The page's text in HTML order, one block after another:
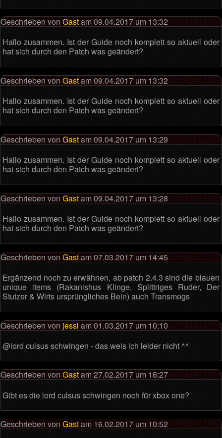
Geschrieben von Gastam 09.04.2017 um 13:32
Hallo zusammen. Ist der Guide noch komplett so aktuell oder
hat sich durch den Patch was geändert?
Geschrieben von Gastam 09.04.2017 um 13:32
Hallo zusammen. Ist der Guide noch komplett so aktuell oder
hat sich durch den Patch was geändert?
Geschrieben von Gastam 09.04.2017 um 13:29
Hallo zusammen. Ist der Guide noch komplett so aktuell oder
hat sich durch den Patch was geändert?
Geschrieben von Gastam 09.04.2017 um 13:28
Hallo zusammen. Ist der Guide noch komplett so aktuell oder
hat sich durch den Patch was geändert?
Geschrieben von Gastam 07.03.2017 um 14:45
Ergänzend noch zu erwähnen, ab patch 2.4.3 sind die blauen
unique items (Rakanishus Klinge, Splittriges Ruder, Der
Stutzer & Wirts ursprüngliches Bein) auch Transmogs
Geschrieben von jessi am 01.03.2017 um 10:10
@lord culsus schwingen - das weis ich leider nicht ^^
Geschrieben von Gastam 27.02.2017 um 18:27
Gibt es die lord culsus schwingen noch für xbox one?
Geschrieben von Gastam 16.02.2017 um 10:52